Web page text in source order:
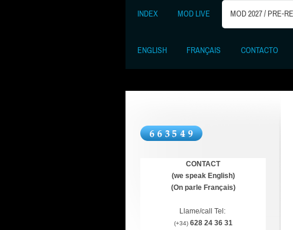
INDEX MOD LIVE MOD 2027 / PRE-
ENGLISH FRANÇAIS CONTACTO
CONTACT
(we speak English)
(On parle Français)
Llame/call Tel:
(+34) 628 24 36 31